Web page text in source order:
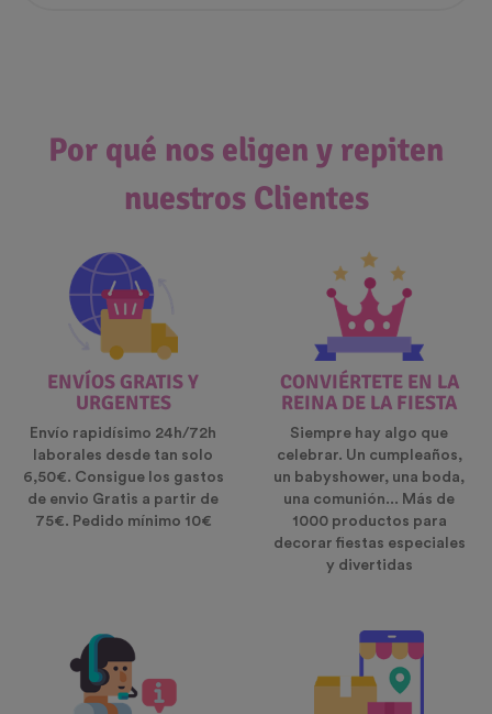
Por qué nos eligen y repiten
nuestros Clientes
ENVÍOS GRATIS Y
URGENTES
Envío rapidísimo 24h/72h
laborales desde tan solo
6,50€. Consigue los gastos
de envio Gratis a partir de
75€. Pedido mínimo 10€
CONVIÉRTETE EN LA
REINA DE LA FIESTA
Siempre hay algo que
celebrar. Un cumpleaños,
un babyshower, una boda,
una comunión... Más de
1000 productos para
decorar fiestas especiales
y divertidas